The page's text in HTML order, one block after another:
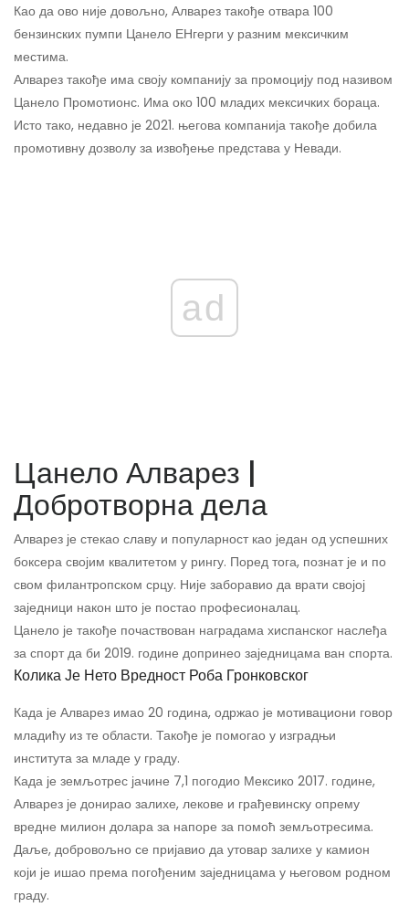
Као да ово није довољно, Алварез такође отвара 100
бензинских пумпи Цанело ЕНгерги у разним мексичким
местима.
Алварез такође има своју компанију за промоцију под називом
Цанело Промотионс. Има око 100 младих мексичких бораца.
Исто тако, недавно је 2021. његова компанија такође добила
промотивну дозволу за извођење представа у Невади.
ad
Цанело Алварез |
Добротворна дела
Алварез је стекао славу и популарност као један од успешних
боксера својим квалитетом у рингу. Поред тога, познат је и по
свом филантропском срцу. Није заборавио да врати својој
заједници након што је постао професионалац.
Цанело је такође почаствован наградама хиспанског наслеђа
за спорт да би 2019. године допринео заједницама ван спорта.
Колика Је Нето Вредност Роба Гронковског
Када је Алварез имао 20 година, одржао је мотивациони говор
младићу из те области. Такође је помогао у изградњи
института за младе у граду.
Када је земљотрес јачине 7,1 погодио Мексико 2017. године,
Алварез је донирао залихе, лекове и грађевинску опрему
вредне милион долара за напоре за помоћ земљотресима.
Даље, добровољно се пријавио да утовар залихе у камион
који је ишао према погођеним заједницама у његовом родном
граду.